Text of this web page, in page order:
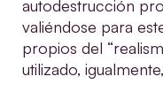
autodestrucción
valiéndose para
propios del
utilizado,